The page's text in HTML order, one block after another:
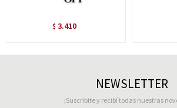
$ 3.410
NEWSLETTER
¡Suscribite y recibí todas nuestras